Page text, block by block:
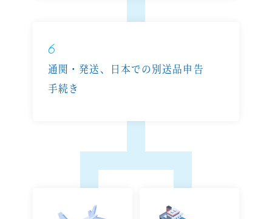
6
通関・発送、日本での別送品申告
手続き